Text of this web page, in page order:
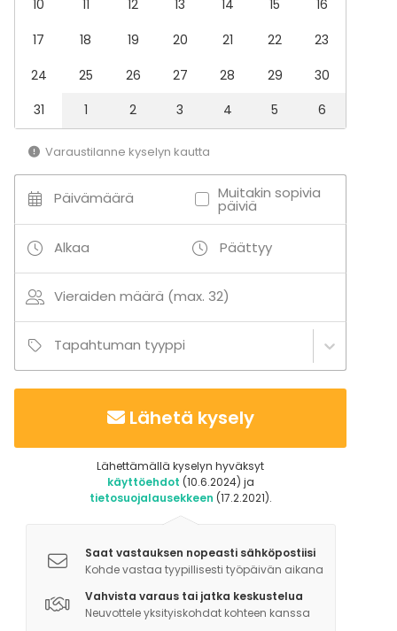
Valtavan suuri kiitos Haltia Lake Lodgen ja
tiloille, taitavalle ja koko sydämellään
mukana olevalle henkilökunnalle – toteutitte
juhlamme täydellisesti ja ennen kaikkea
turvallisesti; takuulla tapaamme uudelleen!"
- Ilmatar Energy
10
11 12 13 14 15
16
17
18 19 20 21 22
23
24
25 26 27 28 29
30
31
1 2 3 4 5 6
Varaustilanne kyselyn kautta
Päivämäärä Muitakin sopivia
päiviä
Alkaa Päättyy
Vieraiden määrä (max. 32)
Tapahtuman tyyppi
Lähetä kysely
Lähettämällä kyselyn hyväksyt
käyttöehdot (10.6.2024) ja
tietosuojalausekkeen (17.2.2021).
Saat vastauksen nopeasti sähköpostiisi
Kohde vastaa tyypillisesti työpäivän aikana
Vahvista varaus tai jatka keskustelua
Neuvottele yksityiskohdat kohteen kanssa